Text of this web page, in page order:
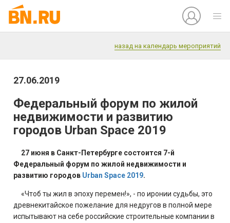
назад на календарь мероприятий
27.06.2019
Федеральный форум по жилой
недвижимости и развитию
городов Urban Space 2019
27 июня в Санкт-Петербурге состоится 7-й
Федеральный форум по жилой недвижимости и
развитию городов Urban Space 2019.
«Чтоб ты жил в эпоху перемен!», - по иронии судьбы, это
древнекитайское пожелание для недругов в полной мере
испытывают на себе российские строительные компании в